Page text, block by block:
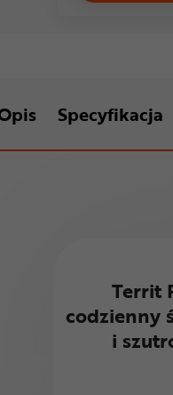
Specyfikacja
Territ
codzienny
i